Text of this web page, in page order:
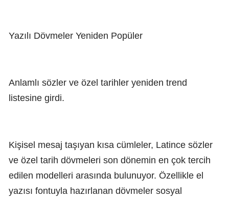
Yazılı Dövmeler Yeniden Popüler
Anlamlı sözler ve özel tarihler yeniden trend
listesine girdi.
Kişisel mesaj taşıyan kısa cümleler, Latince sözler
ve özel tarih dövmeleri son dönemin en çok tercih
edilen modelleri arasında bulunuyor. Özellikle el
yazısı fontuyla hazırlanan dövmeler sosyal